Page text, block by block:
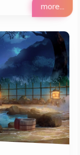
more...